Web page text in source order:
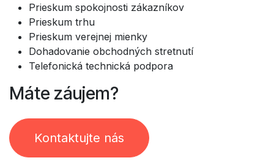
Prieskum spokojnosti zákazníkov
Prieskum trhu
Prieskum verejnej mienky
Dohadovanie obchodných stretnutí
Telefonická technická podpora
Máte záujem?
Kontaktujte nás